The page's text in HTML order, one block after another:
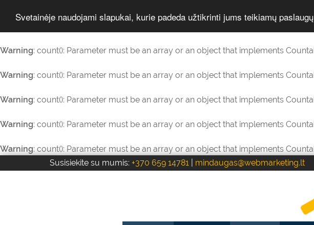
Svetainėje naudojami slapukai, kurie padeda užtikrinti jums teikiamų
Warning: count(): Parameter must be an array or an object that implements
Warning: count(): Parameter must be an array or an object that implements
Warning: count(): Parameter must be an array or an object that implements
Warning: count(): Parameter must be an array or an object that implements
Warning: count(): Parameter must be an array or an object that implements
Susisiekite su mumis: +370 659 14781